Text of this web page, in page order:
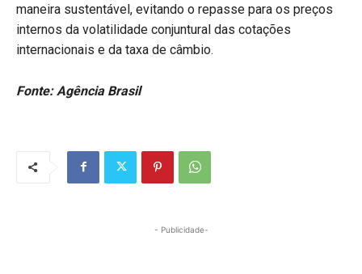
maneira sustentável, evitando o repasse para os preços
internos da volatilidade conjuntural das cotações
internacionais e da taxa de câmbio.
Fonte: Agência Brasil
- Publicidade-